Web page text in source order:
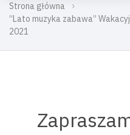
Strona główna
“Lato muzyka zabawa”
2021